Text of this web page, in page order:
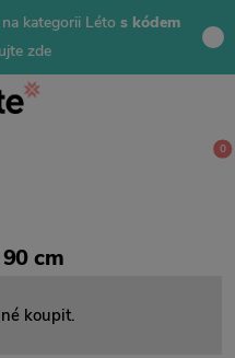
na kategorii Léto s kódem
zde
0
cm
koupit.